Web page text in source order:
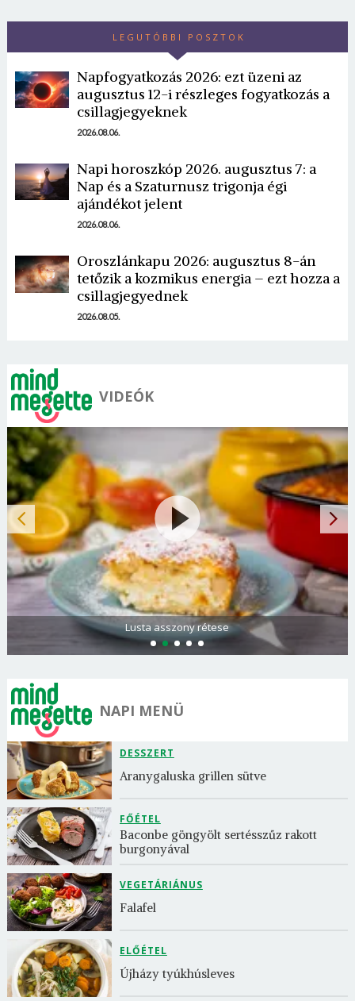
LEGUTÓBBI POSZTOK
Napfogyatkozás 2026: ezt üzeni az
augusztus 12-i részleges fogyatkozás a
csillagjegyeknek
2026.08.06.
Napi horoszkóp 2026. augusztus 7: a
Nap és a Szaturnusz trigonja égi
ajándékot jelent
2026.08.06.
Oroszlánkapu 2026: augusztus 8-án
tetőzik a kozmikus energia – ezt hozza a
csillagjegyednek
2026.08.05.
VIDEÓK
Lusta asszony rétese
NAPI MENÜ
DESSZERT
Aranygaluska grillen sütve
FŐÉTEL
Baconbe göngyölt sertésszűz rakott
burgonyával
VEGETÁRIÁNUS
Falafel
ELŐÉTEL
Újházy tyúkhúsleves
Borsonline bejelentkezés
E-mail cím vagy felhasználónév
Mégse Bejelentkezés